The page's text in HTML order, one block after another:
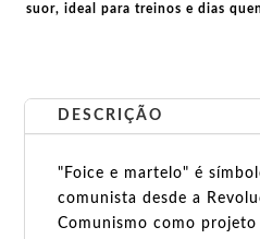
suor, ideal para treinos e dias
DESCRIÇÃO
"Foice e martelo" é
comunista desde a
Comunismo como projeto